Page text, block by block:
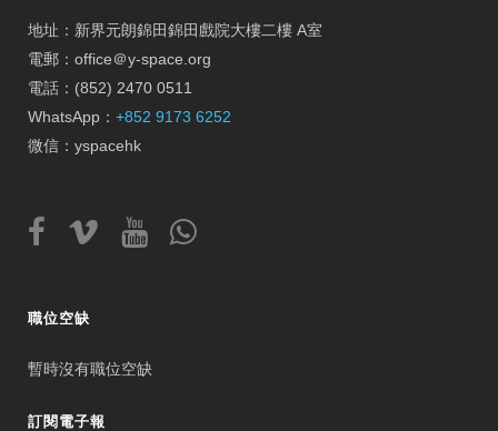
地址：新界元朗錦田錦田戲院大樓二樓 A室
電郵：office＠y-space.org
電話：(852) 2470 0511
WhatsApp： +852 9173 6252
微信：yspacehk
職位空缺
暫時沒有職位空缺
訂閱電子報